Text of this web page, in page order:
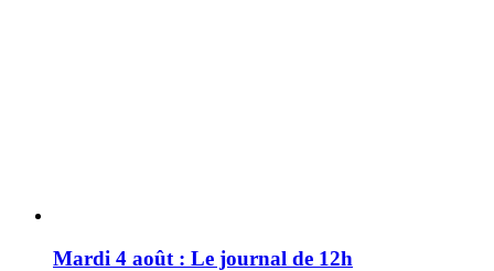
Mardi 4 août : Le journal de 12h